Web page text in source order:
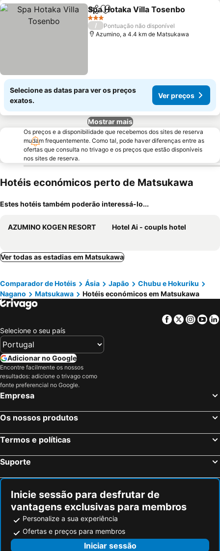
PartilharAdicionar aos favoritos
Spa Hotaka Villa Tosenbo
3 Estrelas
/
Pontuação não disponível
Azumino, a 4.4 km de Matsukawa
Selecione as datas para ver os preços
exatos.
Ver preços
Mostrar mais
Os preços e a disponibilidade que recebemos dos sites de reserva
mudam frequentemente. Como tal, pode haver diferenças entre as
ofertas que consulta no trivago e os preços que estão disponíveis
nos sites de reserva.
Hotéis económicos perto de Matsukawa
Estes hotéis também poderão interessá-lo...
AZUMINO KOGEN RESORT Hotel Ai - coupls hotel
Ver todas as estadias em Matsukawa
Comparador de Hotéis Ásia Japão
Chubu e Hokuriku
Nagano
Matsukawa Hotéis económicos em Matsukawa
Facebook
Twitter
Selecione o seu país
Adicionar no Google
Encontre facilmente os nossos
resultados: adicione o trivago como
fonte preferencial no Google.
Empresa
Os nossos produtos
Termos e políticas
Suporte
Inicie sessão para desfrutar de
vantagens exclusivas para membros
Personalize a sua experiência
Ofertas e preços para membros
Iniciar sessão